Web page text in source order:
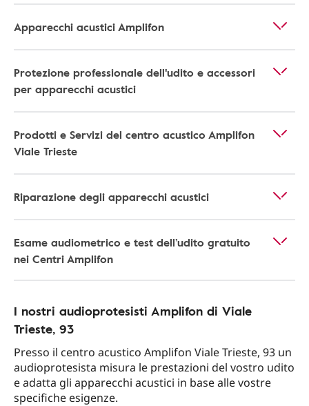
Apparecchi acustici Amplifon
Protezione professionale dell'udito e accessori
per apparecchi acustici
Prodotti e Servizi del centro acustico Amplifon
Viale Trieste
Riparazione degli apparecchi acustici
Esame audiometrico e test dell’udito gratuito
nei Centri Amplifon
I nostri audioprotesisti Amplifon di Viale
Trieste, 93
Presso il centro acustico Amplifon Viale Trieste, 93 un
audioprotesista misura le prestazioni del vostro udito
e adatta gli apparecchi acustici in base alle vostre
specifiche esigenze.